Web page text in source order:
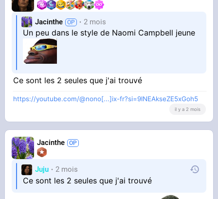
Jacinthe 2 mois
Un peu dans le style de Naomi Campbell jeune
Ce sont les 2 seules que j'ai trouvé
https://youtube.com/@nono[...]ix-fr?si=9lNEAkseZE5xGoh5
il y a 2 mois
Jacinthe
Juju 2 mois
Ce sont les 2 seules que j'ai trouvé